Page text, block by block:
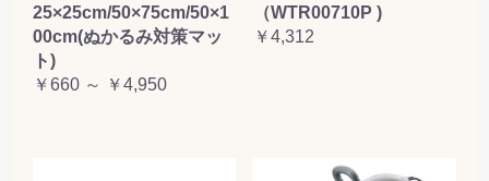
25×25cm/50×75cm/50×1
00cm(ぬかるみ対策マッ
ト)
￥660 ～ ￥4,950
（WTR00710P )
￥4,312